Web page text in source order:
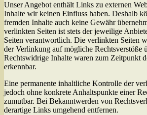
Unser Angebot enthält Links zu externen
Inhalte wir keinen Einfluss haben. Deshalb
fremden Inhalte auch keine Gewähr
verlinkten Seiten ist stets der jeweilige
Seiten verantwortlich. Die verlinkten Seiten
der Verlinkung auf mögliche Rechtsverstöße
Rechtswidrige Inhalte waren zum Zeitpunkt
erkennbar.
Eine permanente inhaltliche Kontrolle der
jedoch ohne konkrete Anhaltspunkte einer
zumutbar. Bei Bekanntwerden von
derartige Links umgehend entfernen.